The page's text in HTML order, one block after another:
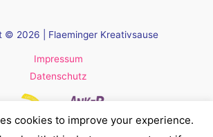
© 2026 | Flaeminger Kreativsause
Impressum
Datenschutz
cookies to improve your experience.